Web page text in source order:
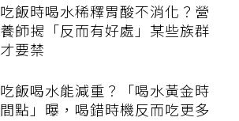
吃飯時喝水稀釋胃酸不消化？營
養師揭「反而有好處」某些族群
才要禁
吃飯喝水能減重？「喝水黃金時
間點」曝，喝錯時機反而吃更多